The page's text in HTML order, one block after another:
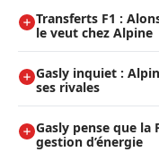
Transferts F1 :
le veut chez Alpine
Gasly inquiet :
ses rivales
Gasly pense que la
gestion d’énergie